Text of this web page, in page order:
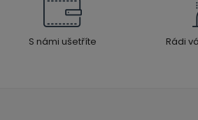
S námi ušetříte Rádi